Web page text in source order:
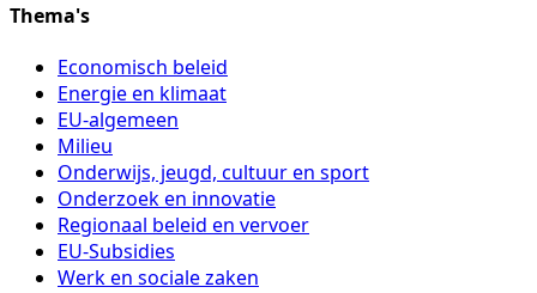
Thema's
Economisch beleid
Energie en klimaat
EU-algemeen
Milieu
Onderwijs, jeugd, cultuur en sport
Onderzoek en innovatie
Regionaal beleid en vervoer
EU-Subsidies
Werk en sociale zaken